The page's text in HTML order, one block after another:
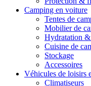
Camping en voiture
Tentes de
Mobilier de
Hydratation
Cuisine de
Stockage
Accessoires
Véhicules de loisirs
Climatiseurs